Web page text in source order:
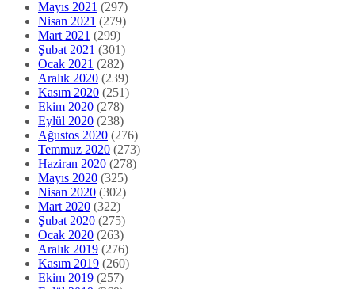
Mayıs 2021 (297)
Nisan 2021 (279)
Mart 2021 (299)
Şubat 2021 (301)
Ocak 2021 (282)
Aralık 2020 (239)
Kasım 2020 (251)
Ekim 2020 (278)
Eylül 2020 (238)
Ağustos 2020 (276)
Temmuz 2020 (273)
Haziran 2020 (278)
Mayıs 2020 (325)
Nisan 2020 (302)
Mart 2020 (322)
Şubat 2020 (275)
Ocak 2020 (263)
Aralık 2019 (276)
Kasım 2019 (260)
Ekim 2019 (257)